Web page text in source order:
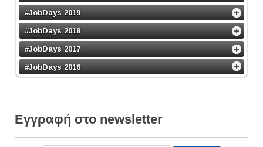
#JobDays 2019
#JobDays 2018
#JobDays 2017
#JobDays 2016
Εγγραφή στο newsletter